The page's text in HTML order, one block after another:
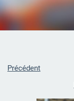
Précédent